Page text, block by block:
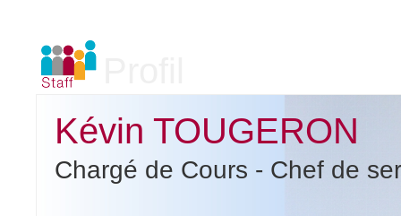
Kévin TOUGERON
Chargé de Cours - Chef de